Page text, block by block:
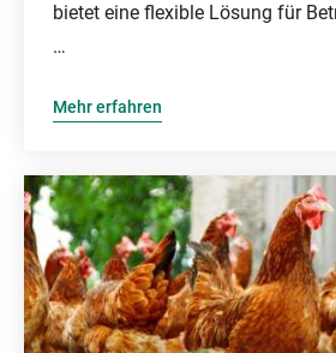
bietet eine flexible Lösung für
…
Mehr erfahren